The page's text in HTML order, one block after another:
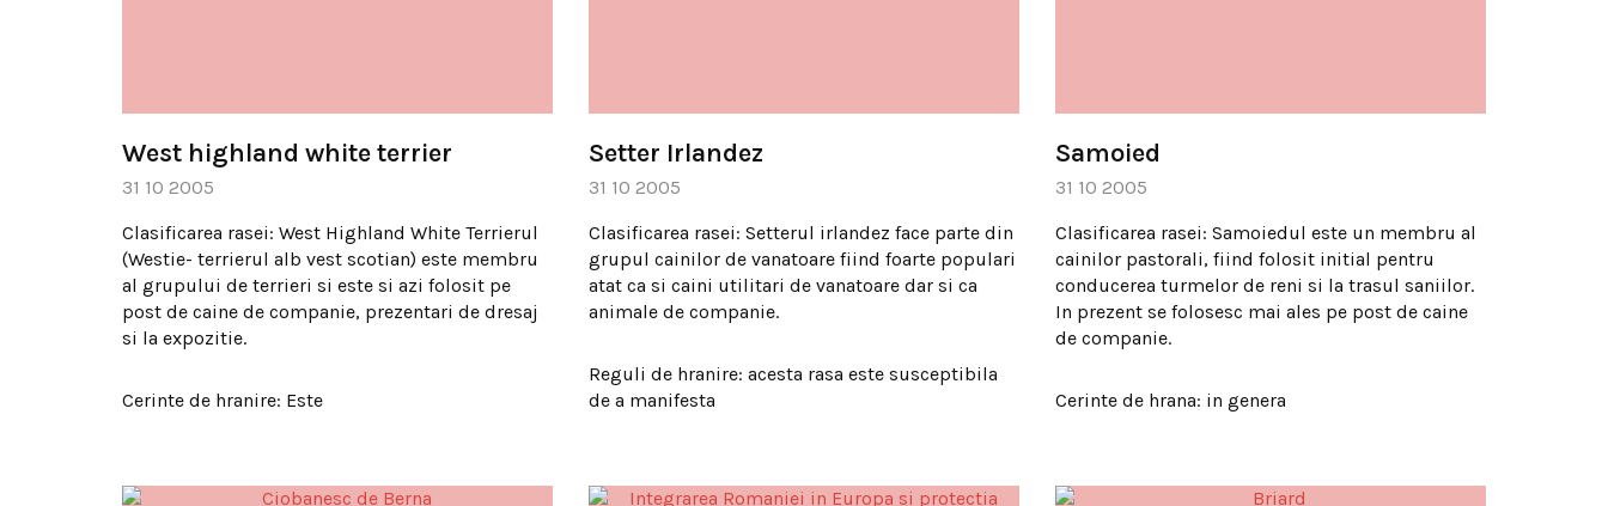
West highland white terrier
31 10 2005
Clasificarea rasei: West Highland White Terrierul
(Westie- terrierul alb vest scotian) este membru
al grupului de terrieri si este si azi folosit pe
post de caine de companie, prezentari de dresaj
si la expozitie.
Cerinte de hranire: Este
Setter Irlandez
31 10 2005
Clasificarea rasei: Setterul irlandez face parte din
grupul cainilor de vanatoare fiind foarte populari
atat ca si caini utilitari de vanatoare dar si ca
animale de companie.
Reguli de hranire: acesta rasa este susceptibila
de a manifesta
Samoied
31 10 2005
Clasificarea rasei: Samoiedul este un membru al
cainilor pastorali, fiind folosit initial pentru
conducerea turmelor de reni si la trasul saniilor.
In prezent se folosesc mai ales pe post de caine
de companie.
Cerinte de hrana: in genera